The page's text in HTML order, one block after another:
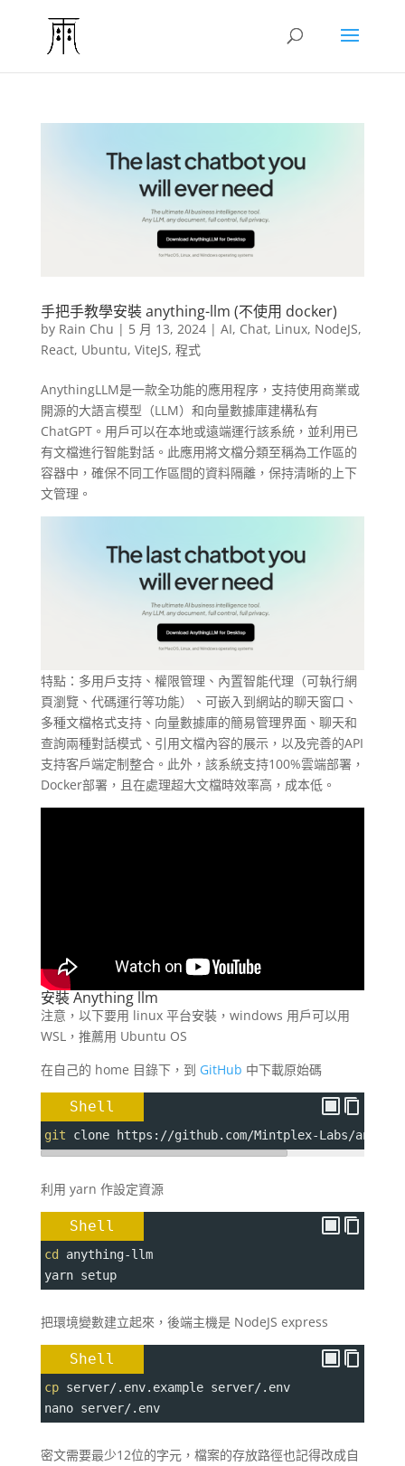
手把手教學安裝 anything-llm (不使用 docker)
by Rain Chu | 5 月 13, 2024| AI, Chat, Linux, NodeJS,
React, Ubuntu, ViteJS, 程式
AnythingLLM是一款全功能的應用程序，支持使用商業或
開源的大語言模型（LLM）和向量數據庫建構私有
ChatGPT。用戶可以在本地或遠端運行該系統，並利用已
有文檔進行智能對話。此應用將文檔分類至稱為工作區的
容器中，確保不同工作區間的資料隔離，保持清晰的上下
文管理。
特點：多用戶支持、權限管理、內置智能代理（可執行網
頁瀏覽、代碼運行等功能）、可嵌入到網站的聊天窗口、
多種文檔格式支持、向量數據庫的簡易管理界面、聊天和
查詢兩種對話模式、引用文檔內容的展示，以及完善的API
支持客戶端定制整合。此外，該系統支持100%雲端部署，
Docker部署，且在處理超大文檔時效率高，成本低。
安裝Anything llm
注意，以下要用 linux 平台安裝，windows 用戶可以用
WSL，推薦用 Ubuntu OS
在自己的 home 目錄下，到 GitHub 中下載原始碼
Shell
git clone https://github.com/Mintplex-Labs/
利用 yarn 作設定資源
Shell
cd
anything-llm
yarn setup
把環境變數建立起來，後端主機是 NodeJS express
Shell
cp server/.env.example server/.env
nano server/.env
密文需要最少12位的字元，檔案的存放路徑也記得改成自